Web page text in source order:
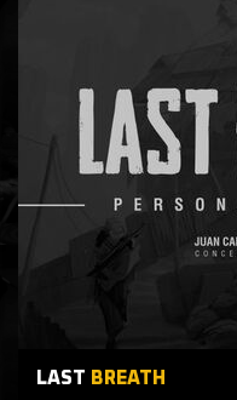
LAST BREATH